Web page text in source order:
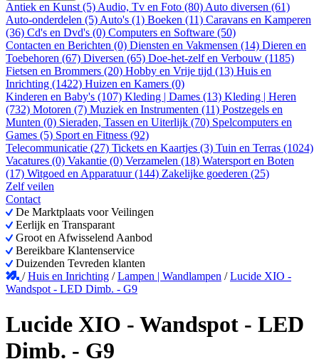
Antiek en Kunst (5) Audio, Tv en Foto (80) Auto diversen (61)
Auto-onderdelen (5) Auto's (1) Boeken (11) Caravans en Kamperen
(36) Cd's en Dvd's (0) Computers en Software (50)
Contacten en Berichten (0) Diensten en Vakmensen (14) Dieren en
Toebehoren (67) Diversen (65) Doe-het-zelf en Verbouw (1185)
Fietsen en Brommers (20) Hobby en Vrije tijd (13) Huis en
Inrichting (1422) Huizen en Kamers (0)
Kinderen en Baby's (107) Kleding | Dames (13) Kleding | Heren
(732) Motoren (7) Muziek en Instrumenten (11) Postzegels en
Munten (0) Sieraden, Tassen en Uiterlijk (70) Spelcomputers en
Games (5) Sport en Fitness (92)
Telecommunicatie (27) Tickets en Kaartjes (3) Tuin en Terras (1024)
Vacatures (0) Vakantie (0) Verzamelen (18) Watersport en Boten
(17) Witgoed en Apparatuur (144) Zakelijke goederen (25)
Zelf veilen
Contact
De Marktplaats voor Veilingen
Eerlijk en Transparant
Groot en Afwisselend Aanbod
Bereikbare Klantenservice
Duizenden Tevreden klanten
/Huis en Inrichting /Lampen | Wandlampen /Lucide XIO -
Wandspot - LED Dimb. - G9
Lucide XIO - Wandspot - LED
Dimb. - G9